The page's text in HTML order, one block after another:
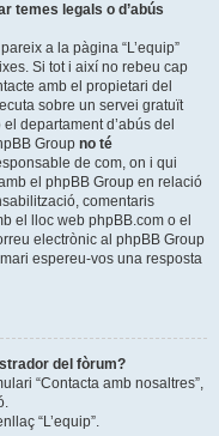
temes legals o d’abús
a la pàgina “L’equip”
Si tot i així no rebeu cap
amb el propietari del
sobre un servei gratuït
departament d’abús del
Group no té
de com, on i qui
el phpBB Group en relació
comentaris
el lloc web phpBB.com o el
electrònic al phpBB Group
espereu-vos una resposta
del fòrum?
“Contacta amb nosaltres”,
“L’equip”.